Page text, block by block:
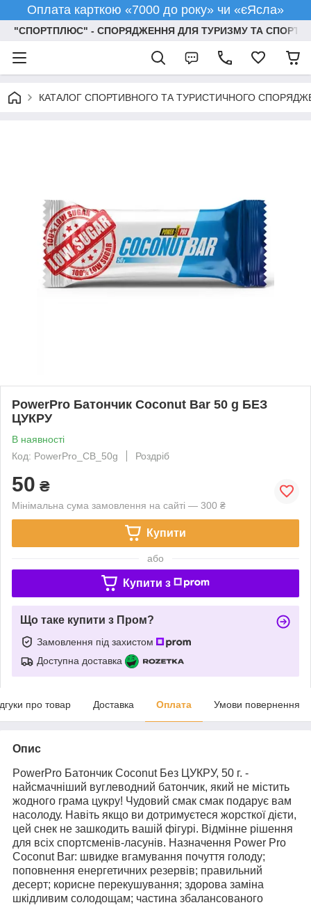
Оплата карткою «7000 до року» чи «єЯсла»
"СПОРТПЛЮС" - СПОРЯДЖЕННЯ ДЛЯ ТУРИЗМУ ТА СПОРТУ
КАТАЛОГ СПОРТИВНОГО ТА ТУРИСТИЧНОГО
PowerPro Батончик Coconut Bar 50 g БЕЗ
ЦУКРУ
В наявності
Код: PowerPro_CB_50g
Роздріб
50 ₴
Мінімальна сума замовлення на сайті — 300 ₴
Купити
або
Купити з
Що таке купити з Пром?
Замовлення під захистом
Доступна доставка
про товар Доставка Оплата Умови повернення
Опис
PowerPro Батончик Coconut Без ЦУКРУ, 50 г. -
найсмачніший вуглеводний батончик, який не містить
жодного грама цукру! Чудовий смак смак подарує вам
насолоду. Навіть якщо ви дотримуєтеся жорсткої дієти,
цей снек не зашкодить вашій фігурі. Відмінне рішення
для всіх спортсменів-ласунів. Назначення Power Pro
Coconut Bar: швидке вгамування почуття голоду;
поповнення енергетичних резервів; правильний
десерт; корисне перекушування; здорова заміна
шкідливим солодощам; частина збалансованого